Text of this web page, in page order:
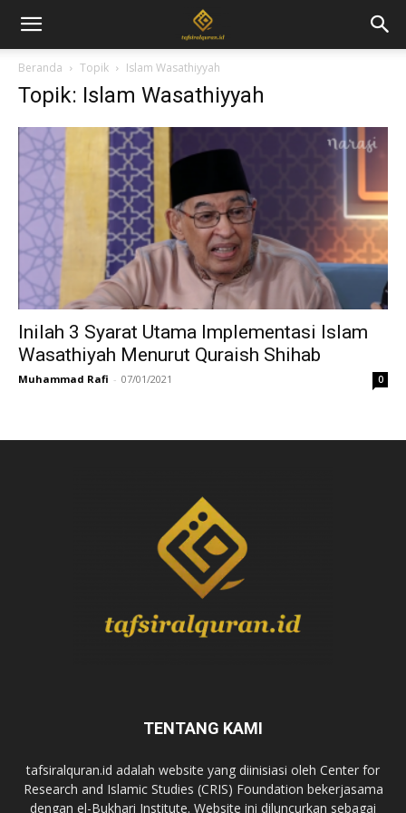
Beranda Topik Islam Wasathiyyah
Topik: Islam Wasathiyyah
Inilah 3 Syarat Utama Implementasi Islam
Wasathiyah Menurut Quraish Shihab
Muhammad Rafi - 07/01/2021 0
TENTANG KAMI
tafsiralquran.id adalah website yang diinisiasi oleh Center for
Research and Islamic Studies (CRIS) Foundation bekerjasama
dengan el-Bukhari Institute. Website ini diluncurkan sebagai